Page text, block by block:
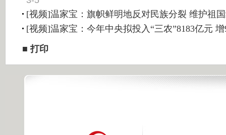
[视频]温家宝：旗帜鲜明地反对民族分裂 维护祖
[视频]温家宝：今年中央拟投入“三农”8183亿元 增
■打印